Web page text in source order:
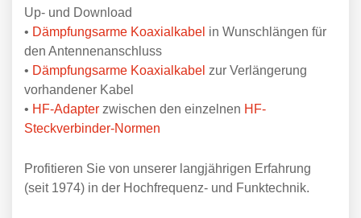
Up- und Download
• Dämpfungsarme Koaxialkabel in Wunschlängen für
den Antennenanschluss
• Dämpfungsarme Koaxialkabel zur Verlängerung
vorhandener Kabel
• HF-Adapter zwischen den einzelnen HF-
Steckverbinder-Normen
Profitieren Sie von unserer langjährigen Erfahrung
(seit 1974) in der Hochfrequenz- und Funktechnik.